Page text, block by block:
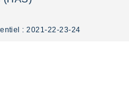
: 2021-22-23-24